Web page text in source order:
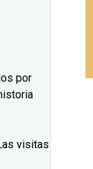
por
visitas